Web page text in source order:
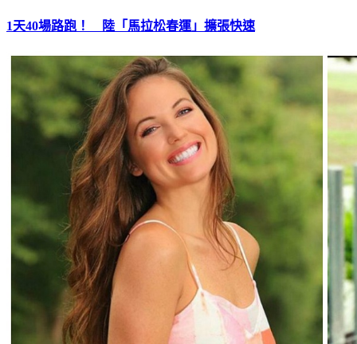
1天40場路跑！ 陸「馬拉松春運」擴張快速